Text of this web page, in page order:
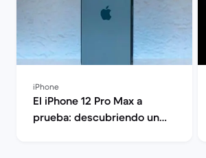
iPhone
El iPhone 12 Pro Max a
prueba: descubriendo un